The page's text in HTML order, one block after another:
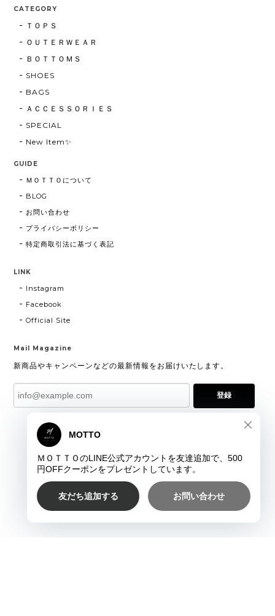
CATEGORY
ＴＯＰＳ
ＯＵＴＥＲＷＥＡＲ
ＢＯＴＴＯＭＳ
SHOES
BAGS
ＡＣＣＥＳＳＯＲＩＥＳ
SPECIAL
New Item✨
GUIDE
ＭＯＴＴＯについて
BLOG
お問い合わせ
プライバシーポリシー
特定商取引法に基づく表記
LINK
Instagram
Facebook
Official Site
Mail Magazine
新商品やキャンペーンなどの最新情報をお届けいたします。
登録